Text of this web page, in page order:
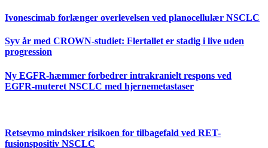
Ivonescimab forlænger overlevelsen ved planocellulær NSCLC
Syv år med CROWN-studiet: Flertallet er stadig i live uden
progression
Ny EGFR-hæmmer forbedrer intrakranielt respons ved
EGFR-muteret NSCLC med hjernemetastaser
Retsevmo mindsker risikoen for tilbagefald ved RET-
fusionspositiv NSCLC